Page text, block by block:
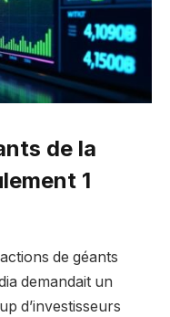
de la
1
de géants
demandait un
d’investisseurs